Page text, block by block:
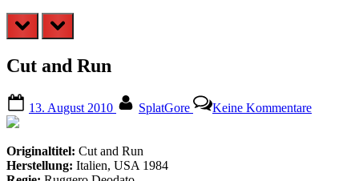
prev next
Cut and Run
on
13. August 2010 SplatGore Keine KommentareCut
Originaltitel: Cut and Run
Herstellung: Italien, USA 1984